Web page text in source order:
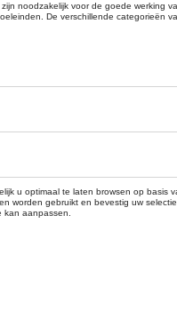
gamma, om het
u dus geen artikels online